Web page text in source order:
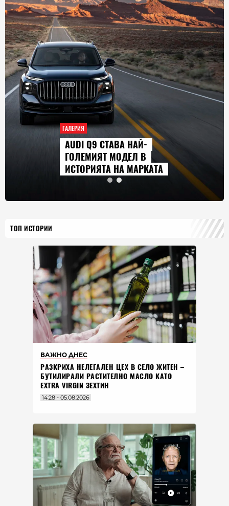
ГАЛЕРИЯ
AUDI Q9 СТАВА НАЙ-
ГОЛЕМИЯТ МОДЕЛ В
ИСТОРИЯТА НА МАРКАТА
ТОП ИСТОРИИ
ВАЖНО ДНЕС
РАЗКРИХА НЕЛЕГАЛЕН ЦЕХ В СЕЛО ЖИТЕН –
БУТИЛИРАЛИ РАСТИТЕЛНО МАСЛО КАТО
EXTRA VIRGIN ЗЕХТИН
14:28 - 05.08.2026